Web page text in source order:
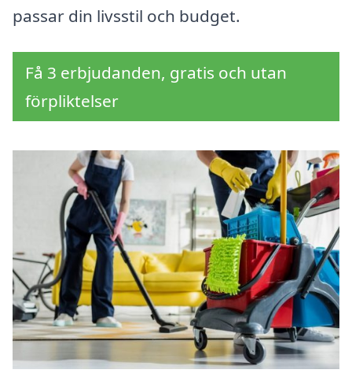
passar din livsstil och budget.
Få 3 erbjudanden, gratis och utan
förpliktelser